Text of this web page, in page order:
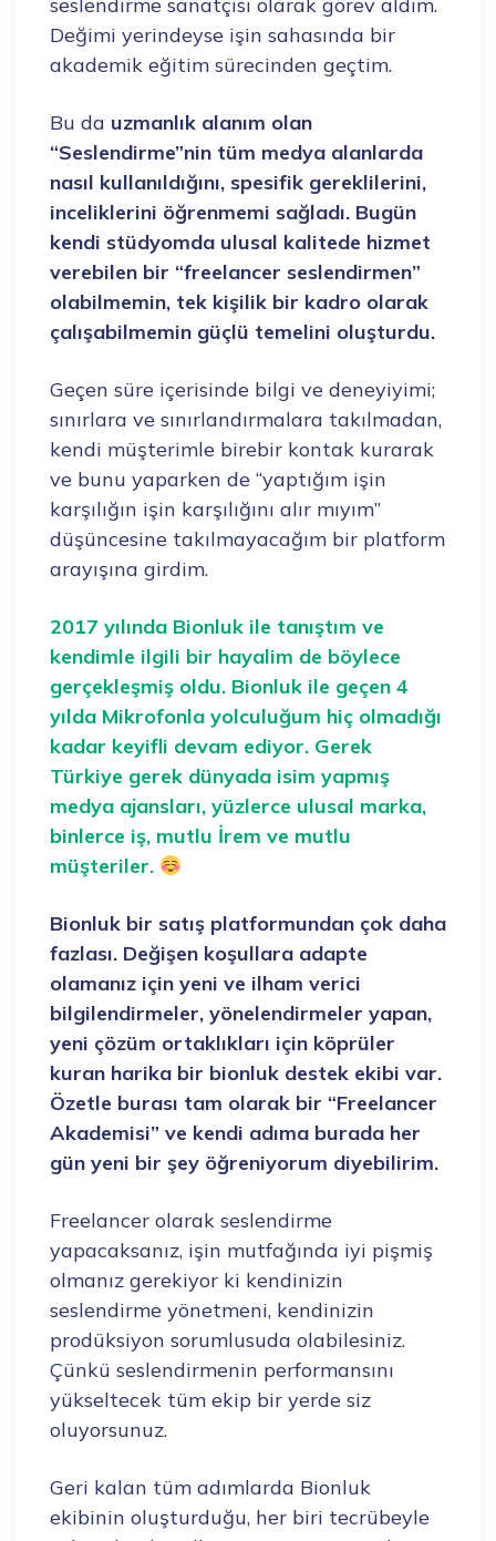
Değimi yerindeyse işin sahasında bir
akademik eğitim sürecinden geçtim.
Bu da uzmanlık alanım olan
“Seslendirme”nin tüm medya alanlarda
nasıl kullanıldığını, spesifik gereklilerini,
inceliklerini öğrenmemi sağladı. Bugün
kendi stüdyomda ulusal kalitede hizmet
verebilen bir “freelancer seslendirmen”
olabilmemin, tek kişilik bir kadro olarak
çalışabilmemin güçlü temelini oluşturdu.
Geçen süre içerisinde bilgi ve deneyiyimi;
sınırlara ve sınırlandırmalara takılmadan,
kendi müşterimle birebir kontak kurarak
ve bunu yaparken de “yaptığım işin
karşılığın işin karşılığını alır mıyım”
düşüncesine takılmayacağım bir platform
arayışına girdim.
2017 yılında Bionluk ile tanıştım ve
kendimle ilgili bir hayalim de böylece
gerçekleşmiş oldu. Bionluk ile geçen 4
yılda Mikrofonla yolculuğum hiç olmadığı
kadar keyifli devam ediyor. Gerek
Türkiye gerek dünyada isim yapmış
medya ajansları, yüzlerce ulusal marka,
binlerce iş, mutlu İrem ve mutlu
müşteriler.
Bionluk bir satış platformundan çok daha
fazlası. Değişen koşullara adapte
olamanız için yeni ve ilham verici
bilgilendirmeler, yönelendirmeler yapan,
yeni çözüm ortaklıkları için köprüler
kuran harika bir bionluk destek ekibi var.
Özetle burası tam olarak bir “Freelancer
Akademisi” ve kendi adıma burada her
gün yeni bir şey öğreniyorum diyebilirim.
Freelancer olarak seslendirme
yapacaksanız, işin mutfağında iyi pişmiş
olmanız gerekiyor ki kendinizin
seslendirme yönetmeni, kendinizin
prodüksiyon sorumlusuda olabilesiniz.
Çünkü seslendirmenin performansını
yükseltecek tüm ekip bir yerde siz
oluyorsunuz.
Geri kalan tüm adımlarda Bionluk
ekibinin oluşturduğu, her biri tecrübeyle